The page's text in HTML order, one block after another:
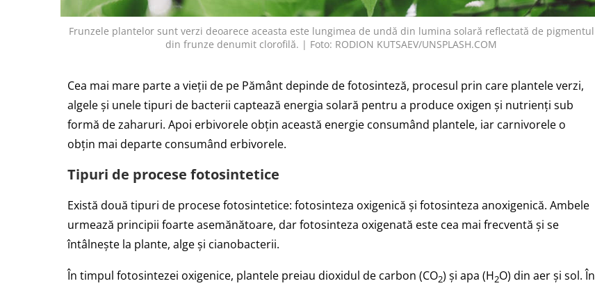
Frunzele plantelor sunt verzi deoarece aceasta este lungimea de undă din lumina solară reflectată de pigmentul
din frunze denumit clorofilă. | Foto: RODION KUTSAEV/UNSPLASH.COM
Cea mai mare parte a vieții de pe Pământ depinde de fotosinteză, procesul prin care plantele verzi,
algele și unele tipuri de bacterii captează energia solară pentru a produce oxigen și nutrienți sub
formă de zaharuri. Apoi erbivorele obțin această energie consumând plantele, iar carnivorele o
obțin mai departe consumând erbivorele.
Tipuri de procese fotosintetice
Există două tipuri de procese fotosintetice: fotosinteza oxigenică și fotosinteza anoxigenică. Ambele
urmează principii foarte asemănătoare, dar fotosinteza oxigenată este cea mai frecventă și se
întâlnește la plante, alge și cianobacterii.
În timpul fotosintezei oxigenice, plantele preiau dioxidul de carbon (CO2) și apa (H2O) din aer și sol. În